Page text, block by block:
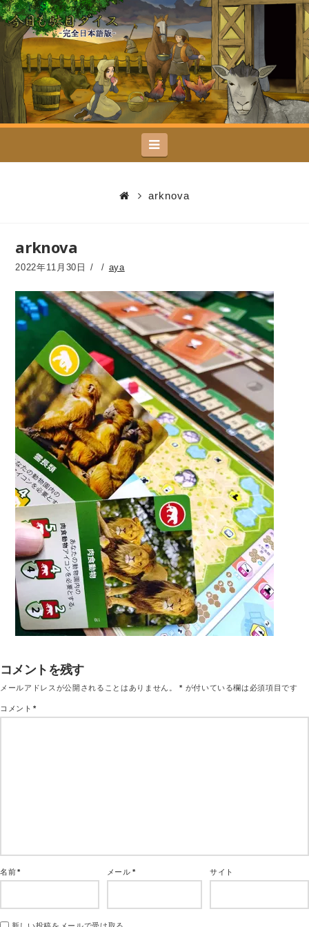
今
日
も
駄
目
イ
ス
Navigation
arknova
arknova
2022年11月30日 aya
コメントを残す
メールアドレスが公開されることはありません。 * が付いている欄は必須項目です
コメント*
名前* メール* サイト